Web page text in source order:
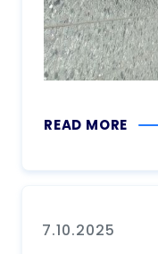
READ MORE
7.10.2025